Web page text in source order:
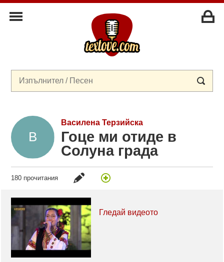
Василена Терзийска
Гоце ми отиде в
Солуна града
180 прочитания
Гледай видеото